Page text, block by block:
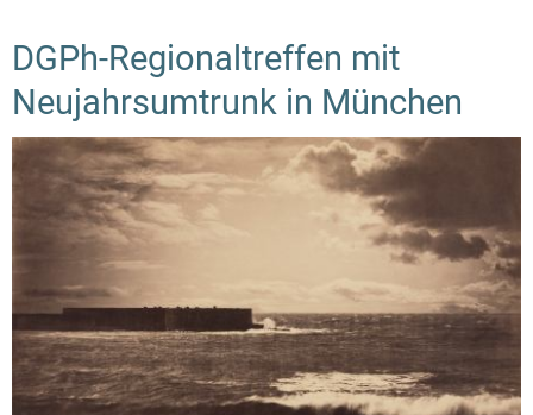
DGPh-Regionaltreffen mit
Neujahrsumtrunk in München